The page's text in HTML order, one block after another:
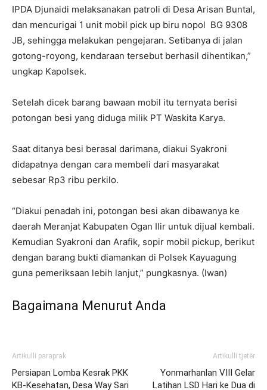
IPDA Djunaidi melaksanakan patroli di Desa Arisan Buntal,
dan mencurigai 1 unit mobil pick up biru nopol BG 9308
JB, sehingga melakukan pengejaran. Setibanya di jalan
gotong-royong, kendaraan tersebut berhasil dihentikan,”
ungkap Kapolsek.
Setelah dicek barang bawaan mobil itu ternyata berisi
potongan besi yang diduga milik PT Waskita Karya.
Saat ditanya besi berasal darimana, diakui Syakroni
didapatnya dengan cara membeli dari masyarakat
sebesar Rp3 ribu perkilo.
“Diakui penadah ini, potongan besi akan dibawanya ke
daerah Meranjat Kabupaten Ogan Ilir untuk dijual kembali.
Kemudian Syakroni dan Arafik, sopir mobil pickup, berikut
dengan barang bukti diamankan di Polsek Kayuagung
guna pemeriksaan lebih lanjut,” pungkasnya. (Iwan)
Bagaimana Menurut Anda
Artikulli paraprak
Persiapan Lomba Kesrak PKK
KB-Kesehatan, Desa Way Sari
Artikulli tjetër
Yonmarhanlan VIII Gelar
Latihan LSD Hari ke Dua di